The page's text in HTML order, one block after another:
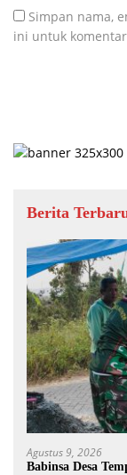
Simpan nama,
ini untuk
Berita
Agustus 9, 2026
Babinsa Desa